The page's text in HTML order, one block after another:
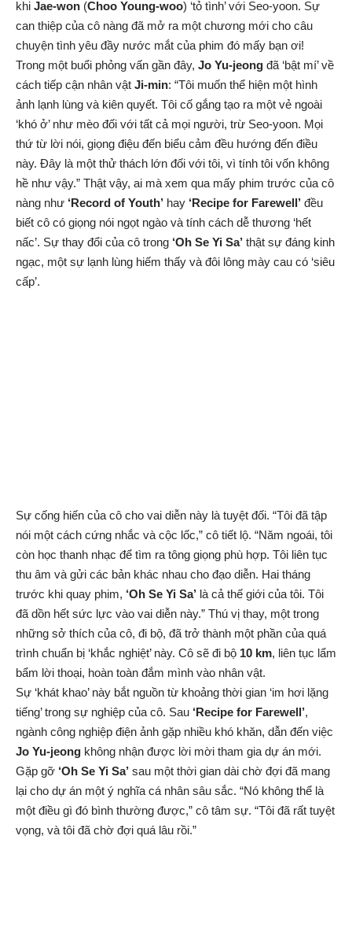
khi Jae-won (Choo Young-woo) ‘tỏ tình’ với Seo-yoon. Sự
can thiệp của cô nàng đã mở ra một chương mới cho câu
chuyện tình yêu đầy nước mắt của phim đó mấy bạn ơi!
Trong một buổi phỏng vấn gần đây, Jo Yu-jeong đã ‘bật mí’ về
cách tiếp cận nhân vật Ji-min: “Tôi muốn thể hiện một hình
ảnh lạnh lùng và kiên quyết. Tôi cố gắng tạo ra một vẻ ngoài
‘khó ở’ như mèo đối với tất cả mọi người, trừ Seo-yoon. Mọi
thứ từ lời nói, giọng điệu đến biểu cảm đều hướng đến điều
này. Đây là một thử thách lớn đối với tôi, vì tính tôi vốn không
hề như vậy.” Thật vậy, ai mà xem qua mấy phim trước của cô
nàng như ‘Record of Youth’ hay ‘Recipe for Farewell’ đều
biết cô có giọng nói ngọt ngào và tính cách dễ thương ‘hết
nấc’. Sự thay đổi của cô trong ‘Oh Se Yi Sa’ thật sự đáng kinh
ngạc, một sự lạnh lùng hiếm thấy và đôi lông mày cau có ‘siêu
cấp’.
Sự cống hiến của cô cho vai diễn này là tuyệt đối. “Tôi đã tập
nói một cách cứng nhắc và cộc lốc,” cô tiết lộ. “Năm ngoái, tôi
còn học thanh nhạc để tìm ra tông giọng phù hợp. Tôi liên tục
thu âm và gửi các bản khác nhau cho đạo diễn. Hai tháng
trước khi quay phim, ‘Oh Se Yi Sa’ là cả thế giới của tôi. Tôi
đã dồn hết sức lực vào vai diễn này.” Thú vị thay, một trong
những sở thích của cô, đi bộ, đã trở thành một phần của quá
trình chuẩn bị ‘khắc nghiệt’ này. Cô sẽ đi bộ 10 km, liên tục lẩm
bẩm lời thoại, hoàn toàn đắm mình vào nhân vật.
Sự ‘khát khao’ này bắt nguồn từ khoảng thời gian ‘im hơi lặng
tiếng’ trong sự nghiệp của cô. Sau ‘Recipe for Farewell’,
ngành công nghiệp điện ảnh gặp nhiều khó khăn, dẫn đến việc
Jo Yu-jeong không nhận được lời mời tham gia dự án mới.
Gặp gỡ ‘Oh Se Yi Sa’ sau một thời gian dài chờ đợi đã mang
lại cho dự án một ý nghĩa cá nhân sâu sắc. “Nó không thể là
một điều gì đó bình thường được,” cô tâm sự. “Tôi đã rất tuyệt
vọng, và tôi đã chờ đợi quá lâu rồi.”